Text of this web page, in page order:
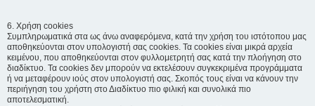
6. Χρήση cookies
Συμπληρωματικά στα ως άνω αναφερόμενα, κατά την χρήση του ιστότοπου μας
αποθηκεύονται στον υπολογιστή σας cookies. Τα cookies είναι μικρά αρχεία
κειμένου, που αποθηκεύονται στον φυλλομετρητή σας κατά την πλοήγηση στο
διαδίκτυο. Τα cookies δεν μπορούν να εκτελέσουν συγκεκριμένα προγράμματα
ή να μεταφέρουν ιούς στον υπολογιστή σας. Σκοπός τους είναι να κάνουν την
περιήγηση του χρήστη στο Διαδίκτυο πιο φιλική και συνολικά πιο
αποτελεσματική.